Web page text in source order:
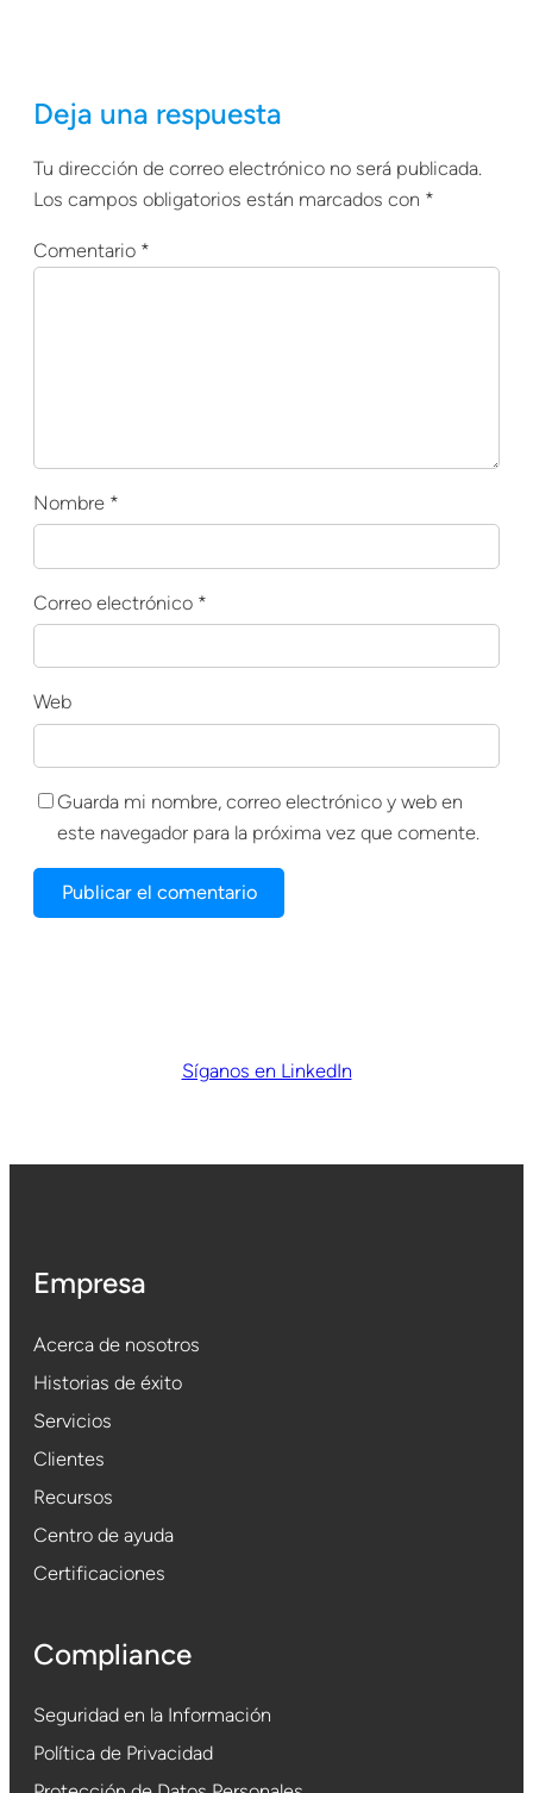
Deja una respuesta
Tu dirección de correo electrónico no será publicada.
Los campos obligatorios están marcados con *
Comentario *
Nombre *
Correo electrónico *
Web
Guarda mi nombre, correo electrónico y web en
este navegador para la próxima vez que comente.
Síganos en LinkedIn
Empresa
Acerca de nosotros
Historias de éxito
Servicios
Clientes
Recursos
Centro de ayuda
Certificaciones
Compliance
Seguridad en la Información
Política de Privacidad